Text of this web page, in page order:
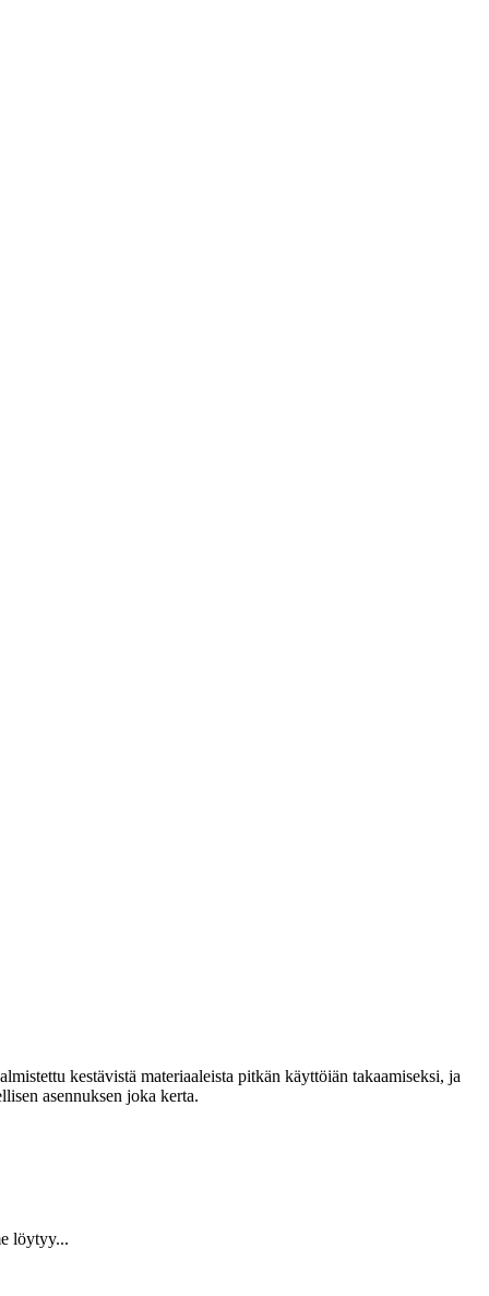
kestävistä materiaaleista pitkän käyttöiän takaamiseksi, ja
asennuksen joka kerta.
löytyy...